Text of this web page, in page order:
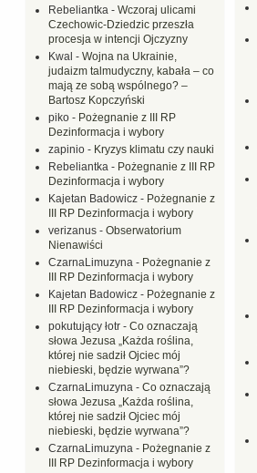
Rebeliantka - Wczoraj ulicami
Czechowic-Dziedzic przeszła
procesja w intencji Ojczyzny
Kwal - Wojna na Ukrainie,
judaizm talmudyczny, kabała – co
mają ze sobą wspólnego? –
Bartosz Kopczyński
piko - Pożegnanie z III RP
Dezinformacja i wybory
zapinio - Kryzys klimatu czy nauki
Rebeliantka - Pożegnanie z III RP
Dezinformacja i wybory
Kajetan Badowicz - Pożegnanie z
III RP Dezinformacja i wybory
verizanus - Obserwatorium
Nienawiści
CzarnaLimuzyna - Pożegnanie z
III RP Dezinformacja i wybory
Kajetan Badowicz - Pożegnanie z
III RP Dezinformacja i wybory
pokutujący łotr - Co oznaczają
słowa Jezusa „Każda roślina,
której nie sadził Ojciec mój
niebieski, będzie wyrwana”?
CzarnaLimuzyna - Co oznaczają
słowa Jezusa „Każda roślina,
której nie sadził Ojciec mój
niebieski, będzie wyrwana”?
CzarnaLimuzyna - Pożegnanie z
III RP Dezinformacja i wybory